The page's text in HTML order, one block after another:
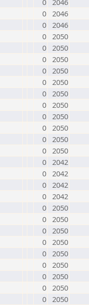
0 2046
0 2046
0 2046
0 2050
0 2050
0 2050
0 2050
0 2050
0 2050
0 2050
0 2050
0 2050
0 2050
0 2050
0 2042
0 2042
0 2042
0 2042
0 2050
0 2050
0 2050
0 2050
0 2050
0 2050
0 2050
0 2050
0 2050